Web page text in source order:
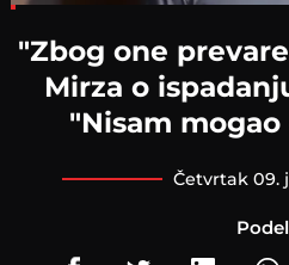
"Zbog one
Mirza o
"Nisam
četvrtak 09.